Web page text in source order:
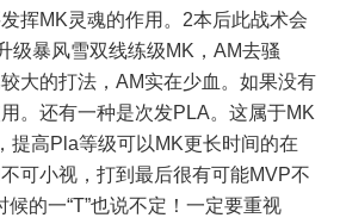
挥MK灵魂的作用。2本后此战术会
级暴风雪双线练级MK，AM去骚
大的打法，AM实在少血。如果没有
。还有一种是次发PLA。这属于MK
提高Pla等级可以MK更长时间的在
可小视，打到最后很有可能MVP不
的一“T”也说不定！一定要重视